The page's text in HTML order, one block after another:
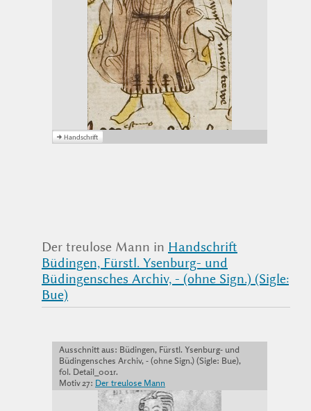
Der treulose Mann in Handschrift
Büdingen, Fürstl. Ysenburg- und
Büdingensches Archiv, - (ohne Sign.) (Sigle:
Bue)
Ausschnitt aus: Büdingen, Fürstl. Ysenburg- und
Büdingensches Archiv, - (ohne Sign.) (Sigle: Bue),
fol. Detail_001r.
Motiv 27: Der treulose Mann